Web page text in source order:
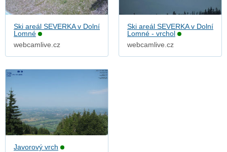
Ski areál SEVERKA v Dolní
Lomné
webcamlive.cz
Ski areál SEVERKA v Dolní
Lomné - vrchol
webcamlive.cz
Javorový vrch